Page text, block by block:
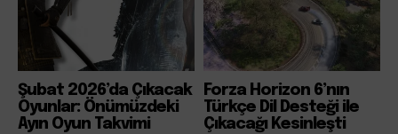
Şubat 2026’da Çıkacak
Oyunlar: Önümüzdeki
Ayın Oyun Takvimi
Forza Horizon 6’nın
Türkçe Dil Desteği ile
Çıkacağı Kesinleşti